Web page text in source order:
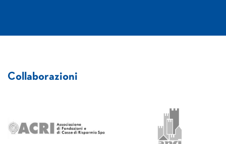
Collaborazioni